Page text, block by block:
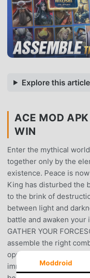
Explore this article
ACE MOD
WIN
Enter the mythical
together only by the
existence. Peace is
King has disturbed the
to the brink of
between light and
battle and awaken
GATHER YOUR
assemble the right
opponent!▲
immersive story with
Moddroid